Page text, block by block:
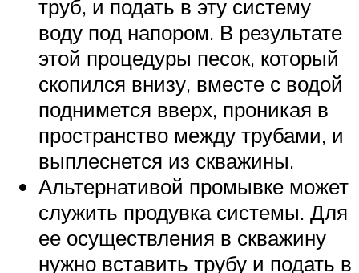
труб, и подать в эту систему
воду под напором. В результате
этой процедуры песок, который
скопился внизу, вместе с водой
поднимется вверх, проникая в
пространство между трубами, и
выплеснется из скважины.
Альтернативой промывке может
служить продувка системы. Для
ее осуществления в скважину
нужно вставить трубу и подать в